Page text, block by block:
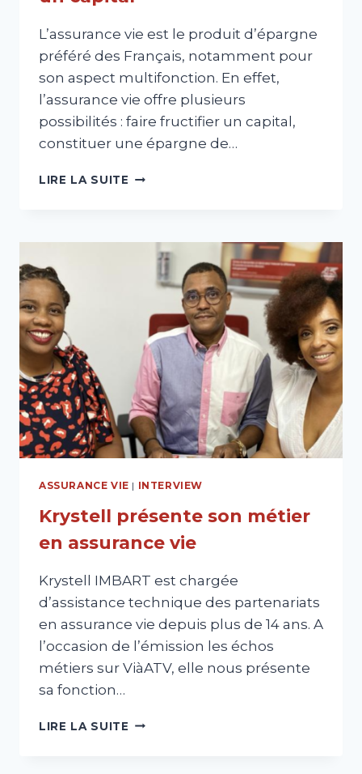
L’assurance vie est le produit d’épargne
préféré des Français, notamment pour
son aspect multifonction. En effet,
l’assurance vie offre plusieurs
possibilités : faire fructifier un capital,
constituer une épargne de…
LIRE LA SUITE L’ASSURANCE
UN
CAPITAL
ASSURANCE VIE | INTERVIEW
Krystell présente son métier
en assurance vie
Krystell IMBART est chargée
d’assistance technique des partenariats
en assurance vie depuis plus de 14 ans. A
l’occasion de l’émission les échos
métiers sur ViàATV, elle nous présente
sa fonction…
LIRE LA SUITE KRYSTELL